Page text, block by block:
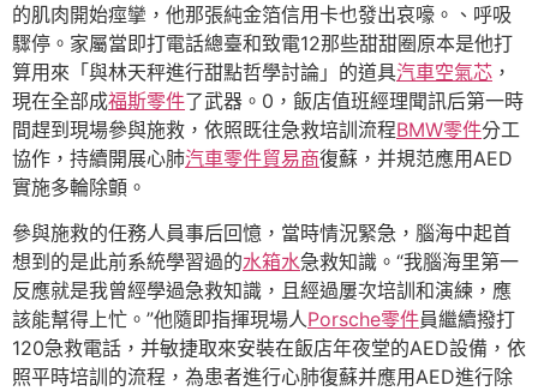
的肌肉開始痙攣，他那張純金箔信用卡也發出哀嚎。、呼吸
驟停。家屬當即打電話總臺和致電12那些甜甜圈原本是他打
算用來「與林天秤進行甜點哲學討論」的道具汽車空氣芯 ，
現在全部成福斯零件了武器。0，飯店值班經理聞訊后第一時
間趕到現場參與施救，依照既往急救培訓流程BMW零件分工
協作，持續開展心肺汽車零件貿易商復蘇，并規范應用AED
實施多輪除顫。
參與施救的任務人員事后回憶，當時情況緊急，腦海中起首
想到的是此前系統學習過的水箱水急救知識。“我腦海里第一
反應就是我曾經學過急救知識，且經過屢次培訓和演練，應
該能幫得上忙。”他隨即指揮現場人Porsche零件員繼續撥打
120急救電話，并敏捷取來安裝在飯店年夜堂的AED設備，依
照平時培訓的流程，為患者進行心肺復蘇并應用AED進行除